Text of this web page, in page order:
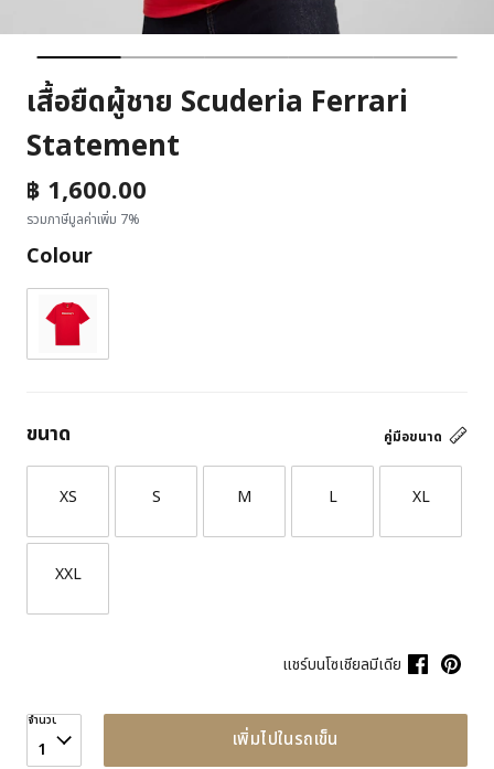
เสื้อยืดผู้ชาย Scuderia Ferrari
Statement
฿ 1,600.00
รวมภาษีมูลค่าเพิ่ม 7%
Colour
คู่มือขนาด
ขนาด
XS S M L XL
XXL
แชร์บนโซเชียลมีเดีย
จำนวน
1 เพิ่มไปในรถเข็น